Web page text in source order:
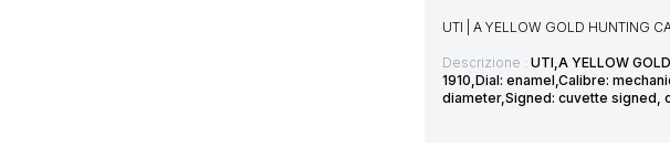
UTI | A YELLOW GOLD HUNTING
Descrizione : UTI,A YELLOW
1910,Dial: enamel,Calibre:
diameter,Signed: cuvette signed,